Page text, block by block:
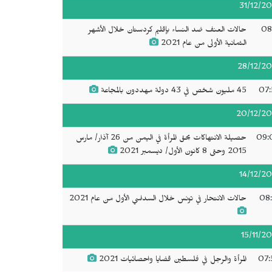
31/12/
حالات العنف ضد النساء بإقليم كردستان خلال الأشهر
الثمانية الأولى من عام 2021
28/12/
45 مليون شخص في 43 دولة مهددون بالمجاعة
20/12/
حصيلة الانتهاكات بحق المرأة في اليمن من 26 آذار/ مارس
2015 وحتى 8 كانون الأول/ ديسمبر 2021
14/12/
حالات الانتحار في تونس خلال السداسي الأول من عام 2021
15/11/
المرأة والرجل في فلسطين قضايا واحصائيات 2021